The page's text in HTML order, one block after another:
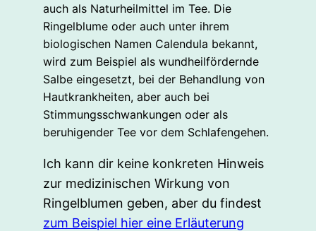
auch als Naturheilmittel im Tee. Die
Ringelblume oder auch unter ihrem
biologischen Namen Calendula bekannt,
wird zum Beispiel als wundheilfördernde
Salbe eingesetzt, bei der Behandlung von
Hautkrankheiten, aber auch bei
Stimmungsschwankungen oder als
beruhigender Tee vor dem Schlafengehen.
Ich kann dir keine konkreten Hinweis
zur medizinischen Wirkung von
Ringelblumen geben, aber du findest
zum Beispiel hier eine Erläuterung